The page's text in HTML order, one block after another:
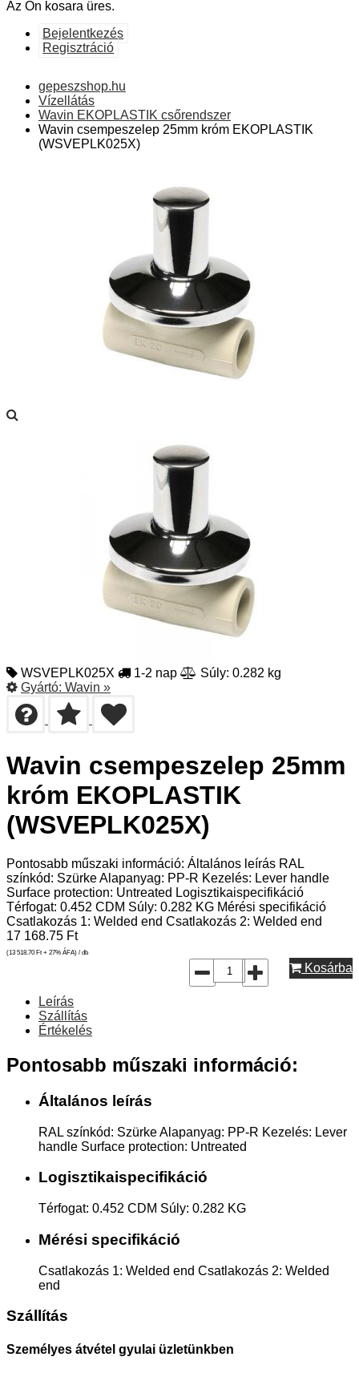
Az Ön kosara üres.
Bejelentkezés
Regisztráció
gepeszshop.hu
Vízellátás
Wavin EKOPLASTIK csőrendszer
Wavin csempeszelep 25mm króm EKOPLASTIK
(WSVEPLK025X)
WSVEPLK025X 1-2 nap
Súly: 0.282 kg
Gyártó: Wavin »
Wavin csempeszelep 25mm
króm EKOPLASTIK
(WSVEPLK025X)
Pontosabb műszaki információ: Általános leírás RAL
színkód: Szürke Alapanyag: PP-R Kezelés: Lever handle
Surface protection: Untreated Logisztikaispecifikáció
Térfogat: 0.452 CDM Súly: 0.282 KG Mérési specifikáció
Csatlakozás 1: Welded end Csatlakozás 2: Welded end
17 168.75 Ft
(13 518.70 Ft + 27% ÁFA) / db
Kosárba
Leírás
Szállítás
Értékelés
Pontosabb műszaki információ:
Általános leírás
RAL színkód: Szürke Alapanyag: PP-R Kezelés: Lever
handle Surface protection: Untreated
Logisztikaispecifikáció
Térfogat: 0.452 CDM Súly: 0.282 KG
Mérési specifikáció
Csatlakozás 1: Welded end Csatlakozás 2: Welded
end
Szállítás
Személyes átvétel gyulai üzletünkben